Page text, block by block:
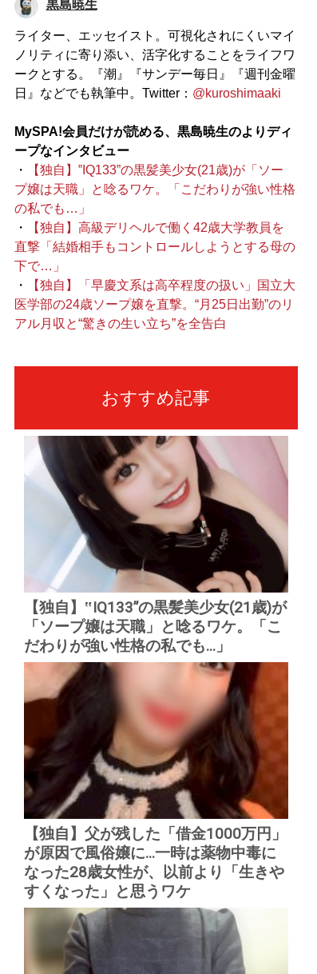
黒島暁生
ライター、エッセイスト。可視化されにくいマイ
ノリティに寄り添い、活字化することをライフワ
ークとする。『潮』『サンデー毎日』『週刊金曜
日』などでも執筆中。Twitter： @kuroshimaaki
MySPA!会員だけが読める、黒島暁生のよりディ
ープなインタビュー
・
【独自】‟IQ133”の黒髪美少女(21歳)が「ソー
プ嬢は天職」と唸るワケ。「こだわりが強い性格
の私でも…」
・
【独自】高級デリヘルで働く42歳大学教員を
直撃「結婚相手もコントロールしようとする母の
下で…」
・
【独自】「早慶文系は高卒程度の扱い」国立大
医学部の24歳ソープ嬢を直撃。“月25日出勤”のリ
アル月収と“驚きの生い立ち”を全告白
おすすめ記事
【独自】‟IQ133”の黒髪美少女(21歳)が
「ソープ嬢は天職」と唸るワケ。「こ
だわりが強い性格の私でも...」
【独自】父が残した「借金1000万円」
が原因で風俗嬢に...一時は薬物中毒に
なった28歳女性が、以前より「生きや
すくなった」と思うワケ